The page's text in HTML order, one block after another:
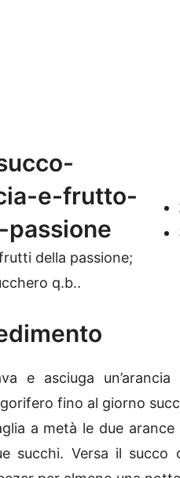
della passione;
q.b..
e asciuga
fino al giorno
a metà le due
succhi. Versa il